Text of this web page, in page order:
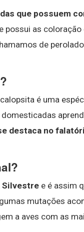
que possuem
possui as
de
é uma
destaca no
Silvestre e é assim
mutações
a aves com as